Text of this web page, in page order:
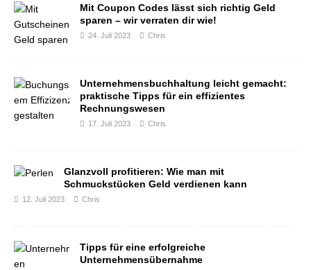
Mit Coupon Codes lässt sich richtig Geld
sparen – wir verraten dir wie!
24. Juli 2023 Chris
Unternehmensbuchhaltung leicht gemacht:
praktische Tipps für ein effizientes
Rechnungswesen
17. Juli 2023 Chris
Glanzvoll profitieren: Wie man mit
Schmuckstücken Geld verdienen kann
12. Juli 2023 Chris
Tipps für eine erfolgreiche
Unternehmensübernahme